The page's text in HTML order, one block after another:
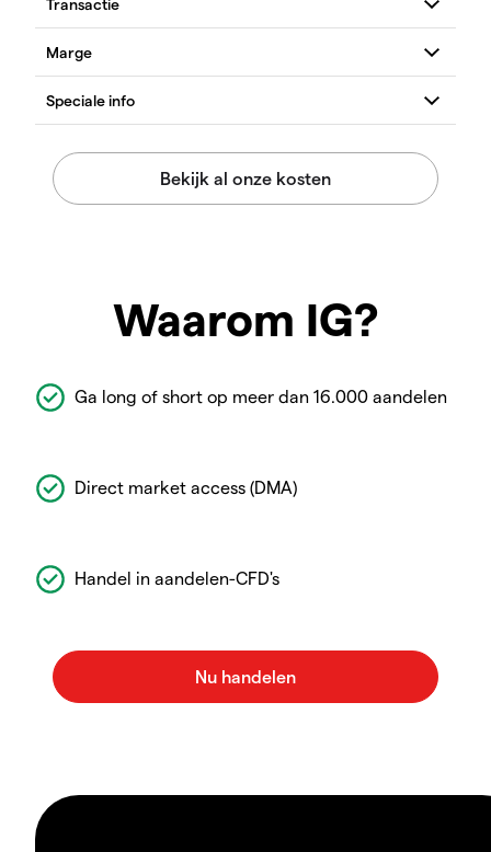
Waarom IG?
Ga long of short op meer dan 16.000 aandelen
Direct market access (DMA)
Handel in aandelen-CFD's